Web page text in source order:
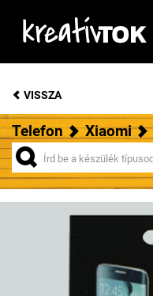
VISSZA
Telefon Xiaomi